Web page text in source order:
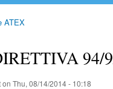
ATEX
94/
on Thu, 08/14/2014 - 10:18